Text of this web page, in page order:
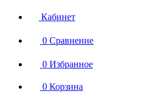
Кабинет
0 Сравнение
0 Избранное
0 Корзина